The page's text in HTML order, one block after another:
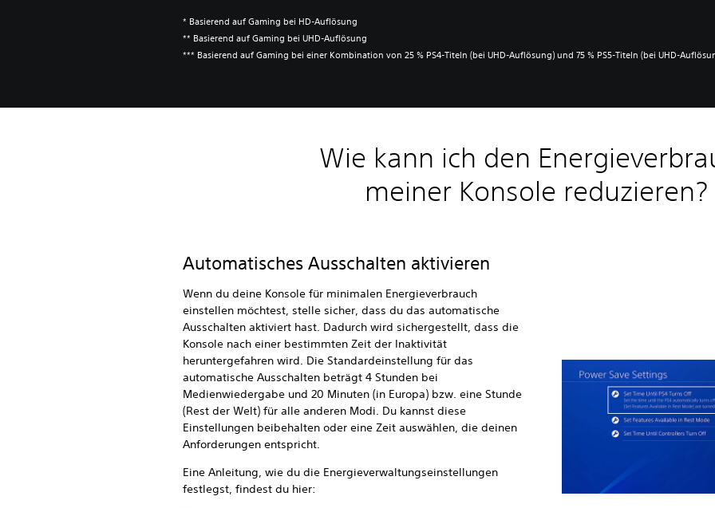
* Basierend auf Gaming bei HD-Auflösung
** Basierend auf Gaming bei UHD-Auflösung
*** Basierend auf Gaming bei einer Kombination von 25 % PS4-Titeln (bei UHD-Auflösung) und 75 % PS5-Titeln (bei UHD-
Wie kann ich den
meiner Konsole reduzieren?
Automatisches Ausschalten aktivieren
Wenn du deine Konsole für minimalen Energieverbrauch
einstellen möchtest, stelle sicher, dass du das automatische
Ausschalten aktiviert hast. Dadurch wird sichergestellt, dass die
Konsole nach einer bestimmten Zeit der Inaktivität
heruntergefahren wird. Die Standardeinstellung für das
automatische Ausschalten beträgt 4 Stunden bei
Medienwiedergabe und 20 Minuten (in Europa) bzw. eine Stunde
(Rest der Welt) für alle anderen Modi. Du kannst diese
Einstellungen beibehalten oder eine Zeit auswählen, die deinen
Anforderungen entspricht.
Eine Anleitung, wie du die Energieverwaltungseinstellungen
festlegst, findest du hier: